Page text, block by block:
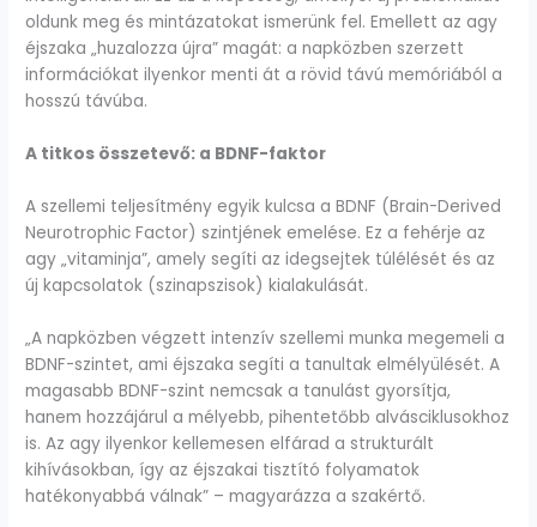
oldunk meg és mintázatokat ismerünk fel. Emellett az agy
éjszaka „huzalozza újra” magát: a napközben szerzett
információkat ilyenkor menti át a rövid távú memóriából a
hosszú távúba.
A titkos összetevő: a BDNF-faktor
A szellemi teljesítmény egyik kulcsa a BDNF (Brain-Derived
Neurotrophic Factor) szintjének emelése. Ez a fehérje az
agy „vitaminja”, amely segíti az idegsejtek túlélését és az
új kapcsolatok (szinapszisok) kialakulását.
„A napközben végzett intenzív szellemi munka megemeli a
BDNF-szintet, ami éjszaka segíti a tanultak elmélyülését. A
magasabb BDNF-szint nemcsak a tanulást gyorsítja,
hanem hozzájárul a mélyebb, pihentetőbb alvásciklusokhoz
is. Az agy ilyenkor kellemesen elfárad a strukturált
kihívásokban, így az éjszakai tisztító folyamatok
hatékonyabbá válnak” – magyarázza a szakértő.